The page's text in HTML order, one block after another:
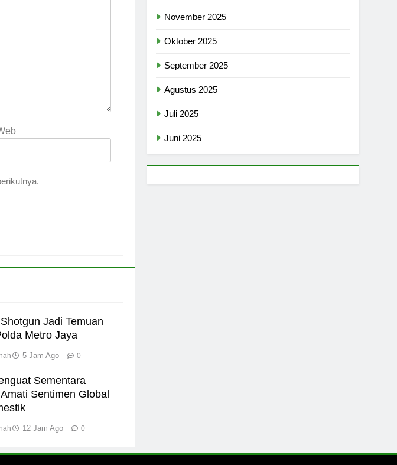
Jadi Temuan
Metro Jaya
5 Jam Ago 0
Sementara
Sentimen Global
12 Jam Ago 0
November 2025
Oktober 2025
September 2025
Agustus 2025
Juli 2025
Juni 2025